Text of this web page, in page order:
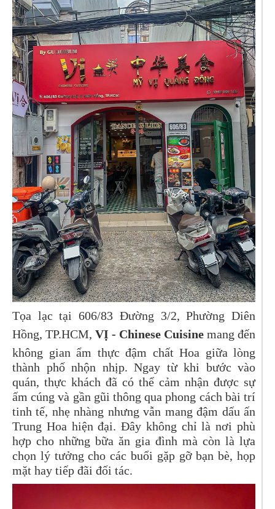
Tọa lạc tại 606/83 Đường 3/2, Phường Diên
Hồng, TP.HCM, VỊ - Chinese Cuisine mang đến
không gian ẩm thực đậm chất Hoa giữa lòng
thành phố nhộn nhịp. Ngay từ khi bước vào
quán, thực khách đã có thể cảm nhận được sự
ấm cúng và gần gũi thông qua phong cách bài trí
tinh tế, nhẹ nhàng nhưng vẫn mang đậm dấu ấn
Trung Hoa hiện đại. Đây không chỉ là nơi phù
hợp cho những bữa ăn gia đình mà còn là lựa
chọn lý tưởng cho các buổi gặp gỡ bạn bè, họp
mặt hay tiếp đãi đối tác.